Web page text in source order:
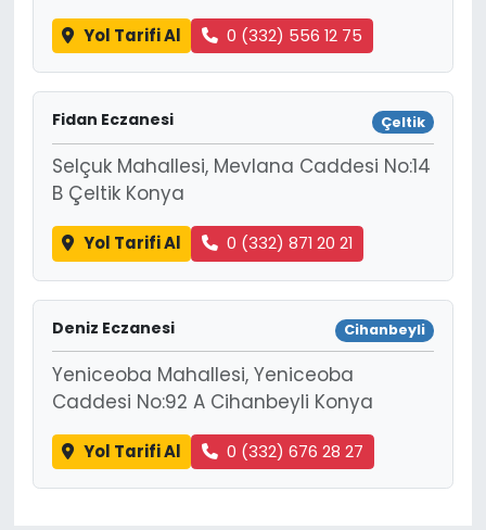
Yol Tarifi Al 0 (332) 556 12 75
Fidan Eczanesi Çeltik
Selçuk Mahallesi, Mevlana Caddesi No:14
B Çeltik Konya
Yol Tarifi Al 0 (332) 871 20 21
Deniz Eczanesi Cihanbeyli
Yeniceoba Mahallesi, Yeniceoba
Caddesi No:92 A Cihanbeyli Konya
Yol Tarifi Al 0 (332) 676 28 27